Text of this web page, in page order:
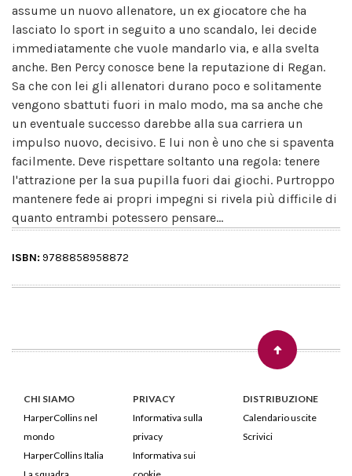
assume un nuovo allenatore, un ex giocatore che ha
lasciato lo sport in seguito a uno scandalo, lei decide
immediatamente che vuole mandarlo via, e alla svelta
anche. Ben Percy conosce bene la reputazione di Regan.
Sa che con lei gli allenatori durano poco e solitamente
vengono sbattuti fuori in malo modo, ma sa anche che
un eventuale successo darebbe alla sua carriera un
impulso nuovo, decisivo. E lui non è uno che si spaventa
facilmente. Deve rispettare soltanto una regola: tenere
l'attrazione per la sua pupilla fuori dai giochi. Purtroppo
mantenere fede ai propri impegni si rivela più difficile di
quanto entrambi potessero pensare...
ISBN: 9788858958872
CHI SIAMO
HarperCollins nel
mondo
HarperCollins Italia
PRIVACY
Informativa sulla
privacy
Informativa sui
DISTRIBUZIONE
Calendario uscite
Scrivici